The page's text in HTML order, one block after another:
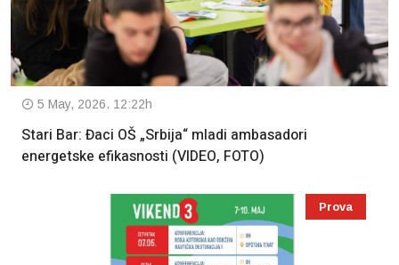
5 May, 2026. 12:22h
Stari Bar: Đaci OŠ „Srbija“ mladi ambasadori
energetske efikasnosti (VIDEO, FOTO)
Prova